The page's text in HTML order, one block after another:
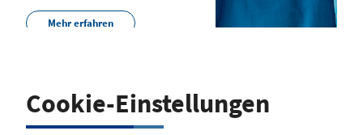
Mehr erfahren
Hinweis zum Brexit
Cookie-Einstellungen